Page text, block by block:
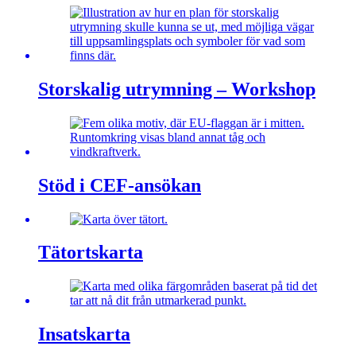
Storskalig utrymning – Workshop
Stöd i CEF-ansökan
Tätortskarta
Insatskarta